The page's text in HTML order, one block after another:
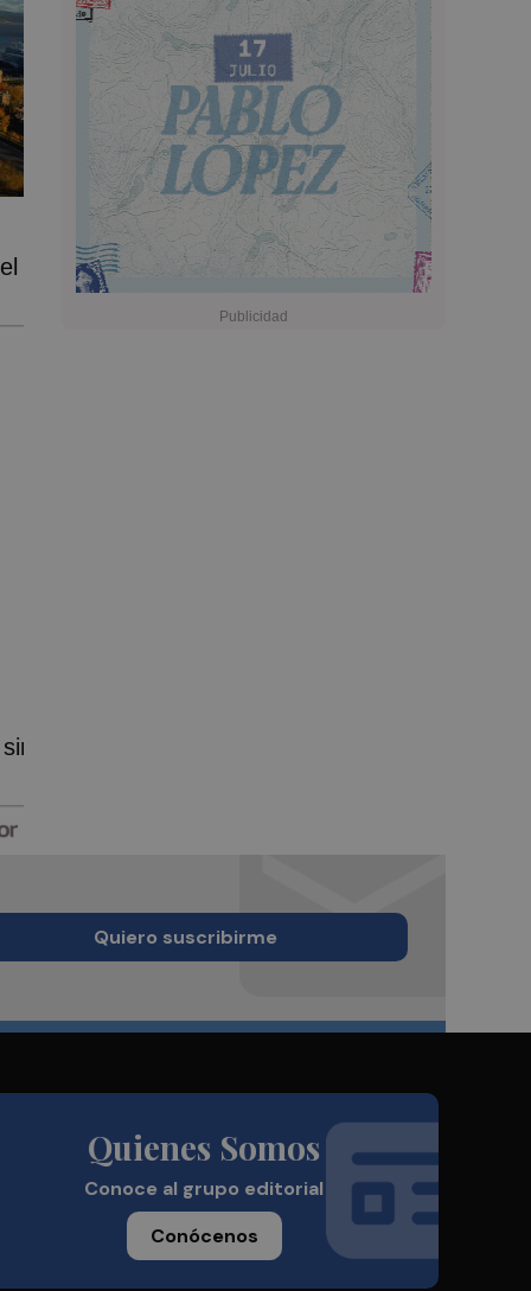
Quiero suscribirme
Quienes Somos
Conoce al grupo editorial
Conócenos